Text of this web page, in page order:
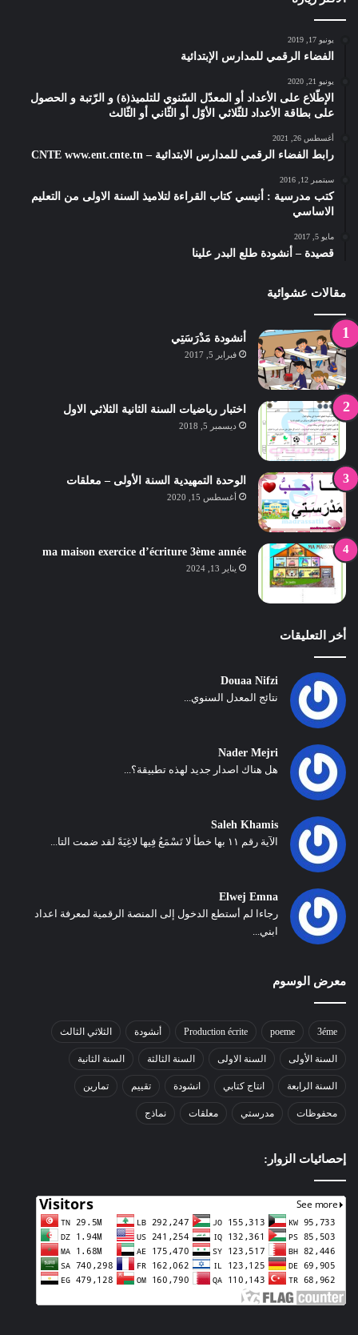
يونيو 17, 2019
الفضاء الرقمي للمدارس الإبتدائية
يونيو 21, 2020
الإطّلاع على الأعداد أو المعدّل السّنوي للتلميذ(ة) و الرّتبة و الحصول
على بطاقة الأعداد للثّلاثي الأوّل أو الثّاني أو الثّالث
أغسطس 26, 2021
رابط الفضاء الرقمي للمدارس الابتدائية – CNTE www.ent.cnte.tn
سبتمبر 12, 2016
كتب مدرسية : أنيسي كتاب القراءة لتلاميذ السنة الاولى من التعليم
الاساسي
مايو 5, 2017
قصيدة – أنشودة طلع البدر علينا
مقالات عشوائية
أنشودة مَدْرَسَتِي
فبراير 5, 2017
اختبار رياضيات السنة الثانية الثلاثي الاول
ديسمبر 5, 2018
الوحدة التمهيدية السنة الأولى – معلقات
أغسطس 15, 2020
ma maison exercice d’écriture 3ème année
يناير 13, 2024
أخر التعليقات
Douaa Nifzi
نتائج المعدل السنوي...
Nader Mejri
هل هناك اصدار جديد لهذه تطبيقة؟...
Saleh Khamis
الآية رقم ١١ بها خطأ لا تَسْمَعُ فِيها لاغِيَةً لقد ضمت التا...
Elwej Emna
رجاءا لم أستطع الدخول إلى المنصة الرقمية لمعرفة اعداد
ابني...
معرض الوسوم
3éme
poeme
Production écrite أنشودة الثلاثي الثالث
السنة الأولى السنة الاولى السنة الثالثة السنة الثانية
السنة الرابعة انتاج كتابي انشودة تقييم تمارين
محفوظات مدرستي معلقات نماذج
إحصائيات الزوار: